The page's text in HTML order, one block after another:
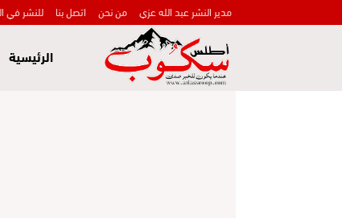
مدير النشر عبد الله عزي من نحن اتصل بنا للنشر في
الرئيسية